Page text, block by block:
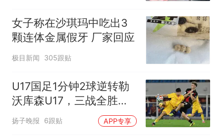
女子称在沙琪玛中吃出3
颗连体金属假牙 厂家回应
极目新闻 305跟贴
U17国足1分钟2球逆转勒
沃库森U17，三战全胜！
赵松源替补登场传射建功
扬子晚报 6跟贴 APP专享